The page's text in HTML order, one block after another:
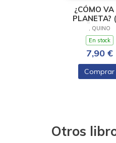
¿CÓMO VA
PLANETA?
PEQUEÑA
DE
, QUINO
En stock
7,90 €
Comprar
Otros